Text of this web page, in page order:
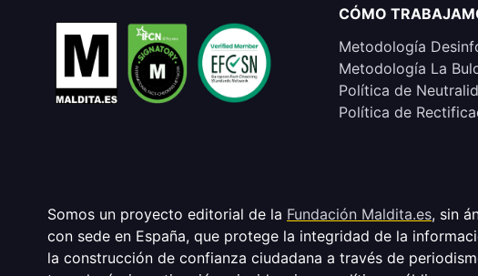
CÓMO
Metodología
Metodología La
Política de
Política de
Somos un proyecto editorial de la Fundación Maldita.es, sin
con sede en España, que protege la integridad de la
la construcción de confianza ciudadana a través de